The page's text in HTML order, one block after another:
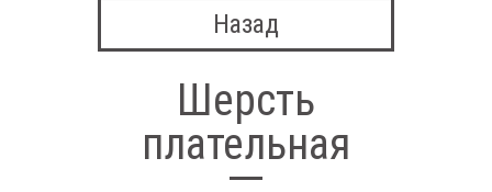
Назад
Шерсть
плательная